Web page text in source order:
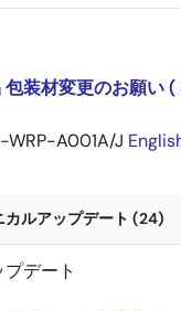
包装材変更のお願い
WRP-A001A/J
カルアップデート (24)
デート